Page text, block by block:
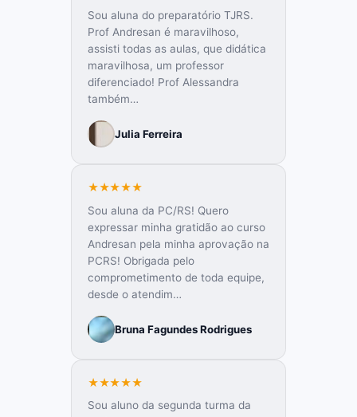
Sou aluna do preparatório TJRS.
Prof Andresan é maravilhoso,
assisti todas as aulas, que didática
maravilhosa, um professor
diferenciado! Prof Alessandra
também…
Julia Ferreira
★★★★★
Sou aluna da PC/RS! Quero
expressar minha gratidão ao curso
Andresan pela minha aprovação na
PCRS! Obrigada pelo
comprometimento de toda equipe,
desde o atendim…
Bruna Fagundes Rodrigues
★★★★★
Sou aluno da segunda turma da